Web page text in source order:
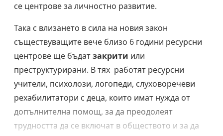
се центрове за личностно развитие.
Така с влизането в сила на новия закон
съществуващите вече близо 6 години ресурсни
центрове ще бъдатзакрити или
преструктурирани. В тях работят ресурсни
учители, психолози, логопеди, слуховоречеви
рехабилитатори с деца, които имат нужда от
допълнителна помощ, за да преодолеят
трудността да се включат в обществото и за да